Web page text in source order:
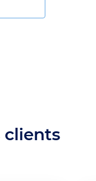
clients